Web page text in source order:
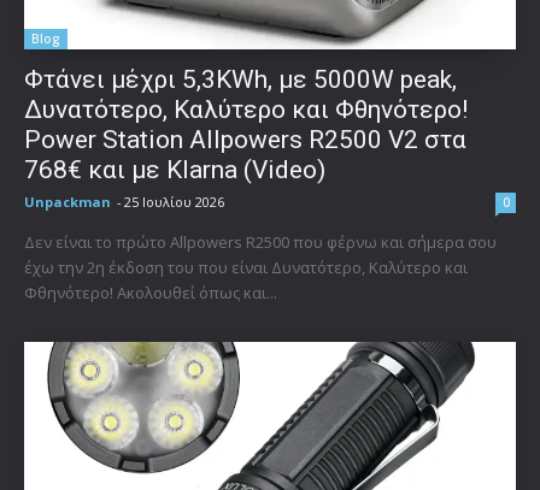
Blog
Φτάνει μέχρι 5,3KWh, με 5000W peak,
Δυνατότερο, Καλύτερο και Φθηνότερο!
Power Station Allpowers R2500 V2 στα
768€ και με Klarna (Video)
Unpackman - 25 Ιουλίου 2026 0
Δεν είναι το πρώτο Allpowers R2500 που φέρνω και σήμερα σου
έχω την 2η έκδοση του που είναι Δυνατότερο, Καλύτερο και
Φθηνότερο! Ακολουθεί όπως και...